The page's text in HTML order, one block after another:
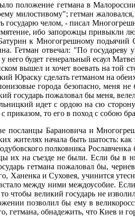
положение гетмана в
милостивому"; гетман
государю челом, - писал
ибо запорожцы привыкли
к Многогрешному подьячий
Гетман отвечал: "По государеву
него будет генеральный есаул
вышел и хочет воевать на той
Юраску сделать гетманом на
города безопасно, меня
государь пожаловал бы меня,
идет с ордою на сю
приказом, то его в поход с собою
посланцы Барановича и
жителях начала быть шатость:
полковника
их на съезде не были. Если бы в
гетмана пожаловал бы,
Ханенка и Суховея, учинится
между ними междоусобие.
чтобы великий государь не
позволил бы ему в
гетмана, обнадежить, что Киев и